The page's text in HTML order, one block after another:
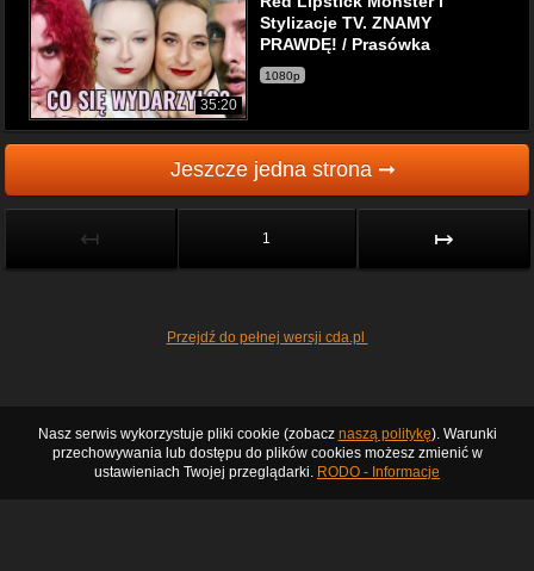
35:20
Stylizacje TV. ZNAMY
PRAWDĘ! / Prasówka
1080p
Jeszcze jedna strona ➞
↤ 1 ↦
Przejdź do pełnej wersji cda.pl
Nasz serwis wykorzystuje pliki cookie (zobacz naszą politykę). Warunki
przechowywania lub dostępu do plików cookies możesz zmienić w
ustawieniach Twojej przeglądarki. RODO - Informacje